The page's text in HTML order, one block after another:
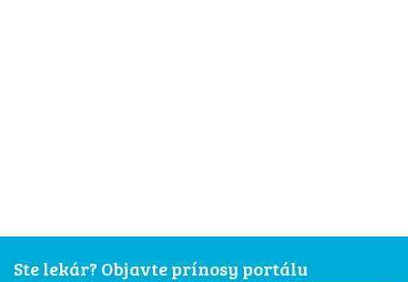
Ste lekár? Objavte prínosy portálu